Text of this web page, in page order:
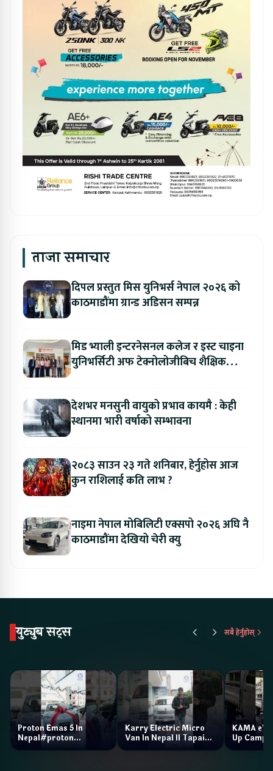
ताजा समाचार
दिपल प्रस्तुत मिस युनिभर्स नेपाल २०२६ को
काठमाडौंमा ग्रान्ड अडिसन सम्पन्न
मिड भ्याली इन्टरनेसनल कलेज र इस्ट चाइना
युनिभर्सिटी अफ टेक्नोलोजीबिच शैक्षिक
देशभर मनसुनी वायुको प्रभाव कायमै : केही
स्थानमा भारी वर्षाको सम्भावना
२०८३ साउन २३ गते शनिबार, हेर्नुहोस आज
कुन राशिलाई कति लाभ ?
नाइमा नेपाल मोबिलिटी एक्सपो २०२६ अघि नै
काठमाडौंमा देखियो चेरी क्यु
युट्युब सट्स सबै हेर्नुहोस्
Proton Emas 5 In
Nepal#proton
#protonemas5#protonnepal#evcarnepal
Karry Electric Micro
Van In Nepal II Tapaiko
Bazar II Jankari
KAMA eV
Up Camp